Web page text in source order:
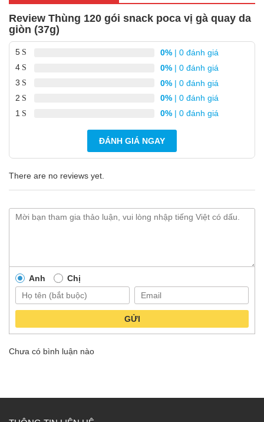
Review Thùng 120 gói snack poca vị gà quay da
giòn (37g)
5 0% | 0 đánh giá
4
0% | 0 đánh giá
3
0% | 0 đánh giá
2
0% | 0 đánh giá
1
0% | 0 đánh giá
ĐÁNH GIÁ NGAY
There are no reviews yet.
Anh Chị
GỬI
Chưa có bình luận nào